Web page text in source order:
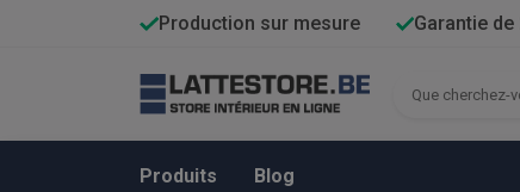
Production sur mesure Garantie de
Produits Blog